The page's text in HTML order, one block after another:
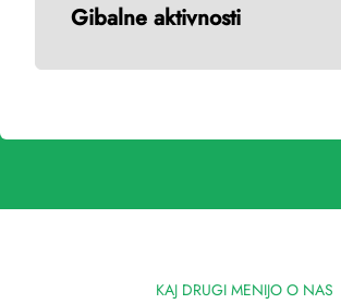
Gibalne aktivnosti
KAJ DRUGI MENIJO O NAS